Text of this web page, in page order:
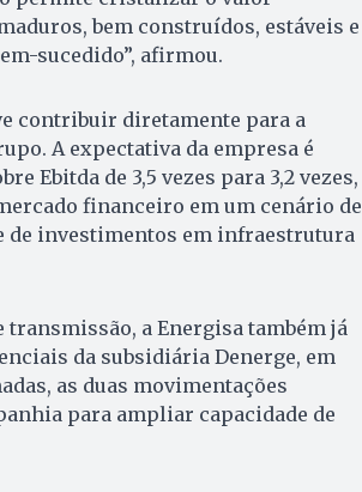
bem construídos, estáveis e
sucedido”, afirmou.
contribuir diretamente para a
A expectativa da empresa é
Ebitda de 3,5 vezes para 3,2 vezes,
financeiro em um cenário de
de investimentos em infraestrutura
a Energisa também já
da subsidiária Denerge, em
as duas movimentações
para ampliar capacidade de